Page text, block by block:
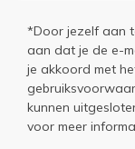
*Door jezelf aan
aan dat je de e-
je akkoord met
kunnen
voor meer